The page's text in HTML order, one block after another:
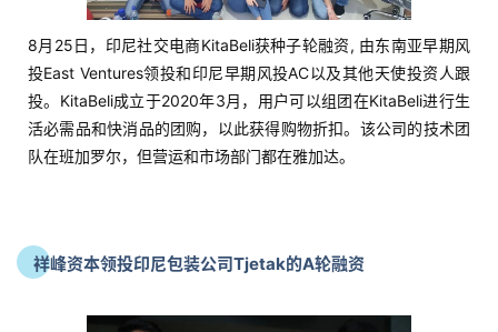
8月25日，印尼社交电商KitaBeli获种子轮融资, 由东南亚早期风
投East Ventures领投和印尼早期风投AC以及其他天使投资人跟
投。KitaBeli成立于2020年3月，用户可以组团在KitaBeli进行生
活必需品和快消品的团购，以此获得购物折扣。该公司的技术团
队在班加罗尔，但营运和市场部门都在雅加达。
祥峰资本领投印尼包装公司Tjetak的A轮融资